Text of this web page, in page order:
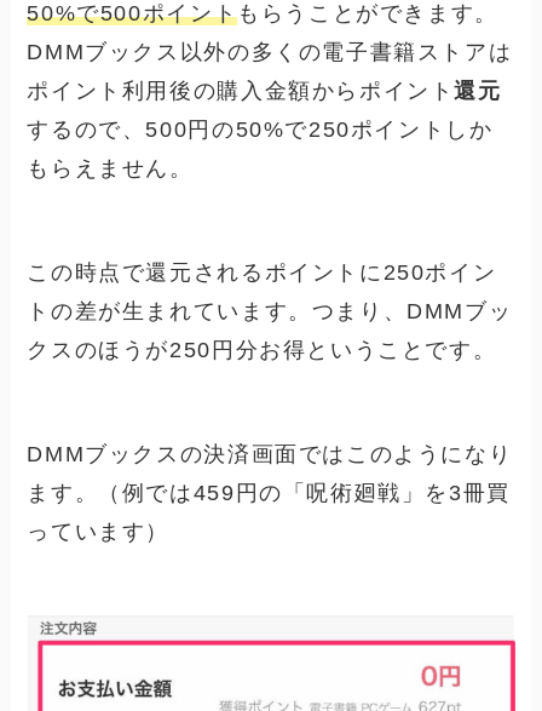
50%で500ポイントもらうことができます。
DMMブックス以外の多くの電子書籍ストアは
ポイント利用後の購入金額からポイント還元
するので、 500円の50%で250ポイント しか
もらえません。
この時点で還元されるポイントに250ポイン
トの差が生まれています。つまり、DMMブッ
クスのほうが250円分お得ということです。
DMMブックスの決済画面ではこのようになり
ます。（例では459円の「呪術廻戦」を3冊買
っています）